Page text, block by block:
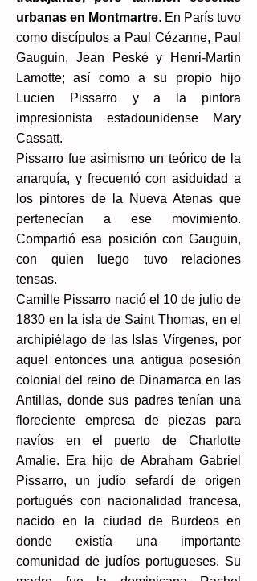
urbanas en Montmartre. En París tuvo
como discípulos a Paul Cézanne, Paul
Gauguin, Jean Peské y Henri-Martin
Lamotte; así como a su propio hijo
Lucien Pissarro y a la pintora
impresionista estadounidense Mary
Cassatt.
Pissarro fue asimismo un teórico de la
anarquía, y frecuentó con asiduidad a
los pintores de la Nueva Atenas que
pertenecían a ese movimiento.
Compartió esa posición con Gauguin,
con quien luego tuvo relaciones
tensas.
Camille Pissarro nació el 10 de julio de
1830 en la isla de Saint Thomas, en el
archipiélago de las Islas Vírgenes, por
aquel entonces una antigua posesión
colonial del reino de Dinamarca en las
Antillas, donde sus padres tenían una
floreciente empresa de piezas para
navíos en el puerto de Charlotte
Amalie. Era hijo de Abraham Gabriel
Pissarro, un judío sefardí de origen
portugués con nacionalidad francesa,
nacido en la ciudad de Burdeos en
donde existía una importante
comunidad de judíos portugueses. Su